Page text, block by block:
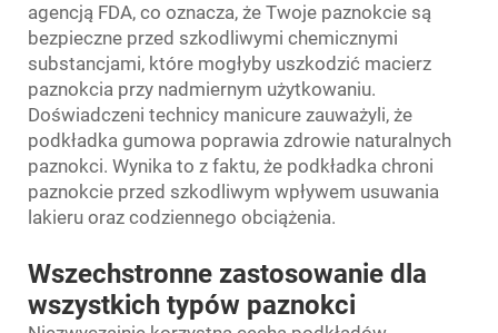
agencją FDA, co oznacza, że Twoje paznokcie są
bezpieczne przed szkodliwymi chemicznymi
substancjami, które mogłyby uszkodzić macierz
paznokcia przy nadmiernym użytkowaniu.
Doświadczeni technicy manicure zauważyli, że
podkładka gumowa poprawia zdrowie naturalnych
paznokci. Wynika to z faktu, że podkładka chroni
paznokcie przed szkodliwym wpływem usuwania
lakieru oraz codziennego obciążenia.
Wszechstronne zastosowanie dla
wszystkich typów paznokci